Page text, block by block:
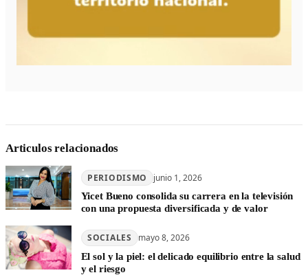
Articulos relacionados
PERIODISMO junio 1, 2026
Yicet Bueno consolida su carrera en la televisión
con una propuesta diversificada y de valor
SOCIALES mayo 8, 2026
El sol y la piel: el delicado equilibrio entre la salud
y el riesgo